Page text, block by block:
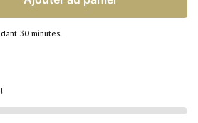
30 minutes.